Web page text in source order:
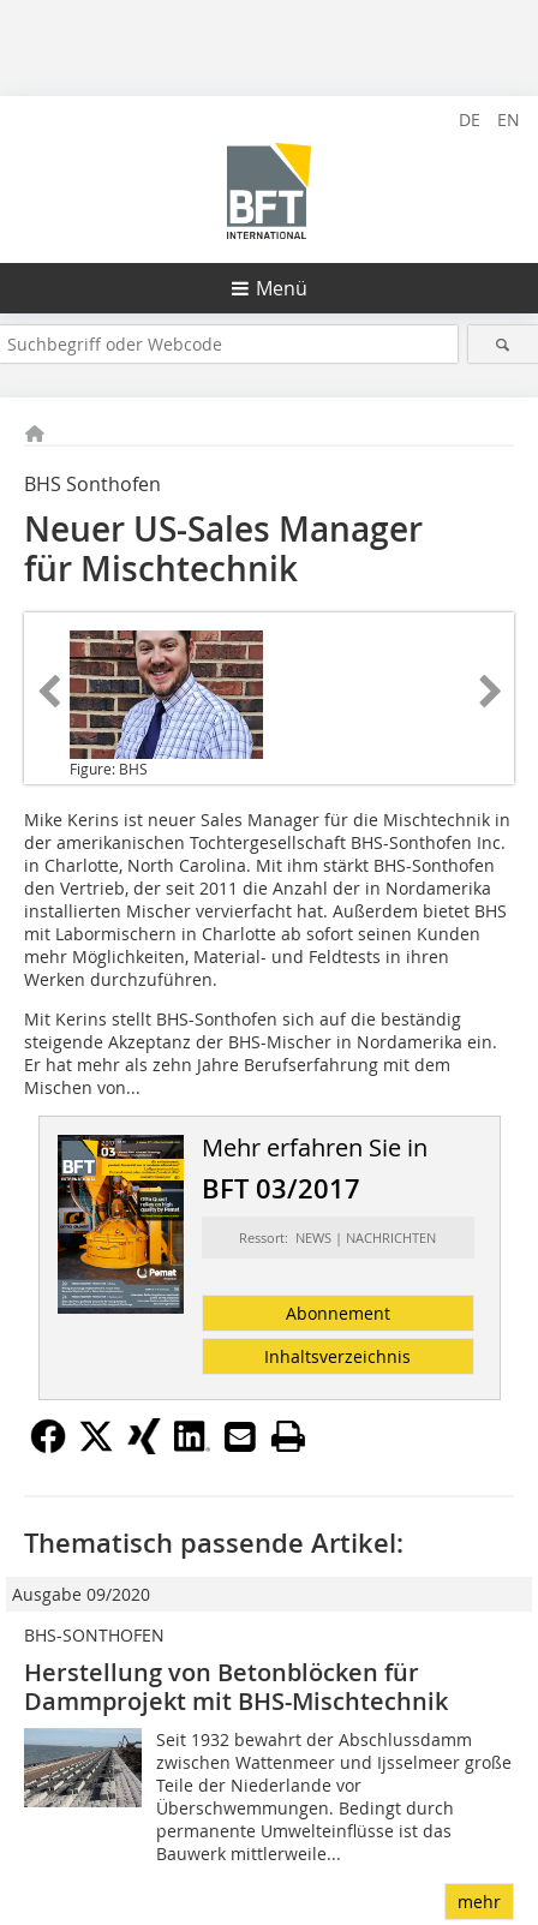
DE EN
Menü
BHS Sonthofen
Neuer US-Sales Manager
für Mischtechnik
Figure: BHS
Mike Kerins ist neuer Sales Manager für die Mischtechnik in
der amerikanischen Tochtergesellschaft BHS-Sonthofen Inc.
in Charlotte, North Carolina. Mit ihm stärkt BHS-Sonthofen
den Vertrieb, der seit 2011 die Anzahl der in Nordamerika
installierten Mischer vervierfacht hat. Außerdem bietet BHS
mit Labormischern in Charlotte ab sofort seinen Kunden
mehr Möglichkeiten, Material- und Feldtests in ihren
Werken durchzuführen.
Mit Kerins stellt BHS-Sonthofen sich auf die beständig
steigende Akzeptanz der BHS-Mischer in Nordamerika ein.
Er hat mehr als zehn Jahre Berufserfahrung mit dem
Mischen von...
Mehr erfahren Sie in
BFT 03/2017
Ressort: NEWS | NACHRICHTEN
Abonnement
Inhaltsverzeichnis
Thematisch passende Artikel:
Ausgabe 09/2020
BHS-SONTHOFEN
Herstellung von Betonblöcken für
Dammprojekt mit BHS-Mischtechnik
Seit 1932 bewahrt der Abschlussdamm
zwischen Wattenmeer und Ijsselmeer große
Teile der Niederlande vor
Überschwemmungen. Bedingt durch
permanente Umwelteinflüsse ist das
Bauwerk mittlerweile...
mehr